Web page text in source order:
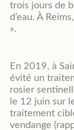
trois jours de
d’eau. À
».
En 2019, à
évité un
rosier
le 12 juin sur
traitement
vendange